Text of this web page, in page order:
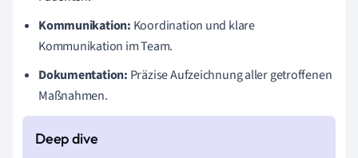
Kommunikation: Koordination und klare
Kommunikation im Team.
Dokumentation: Präzise Aufzeichnung aller getroffenen
Maßnahmen.